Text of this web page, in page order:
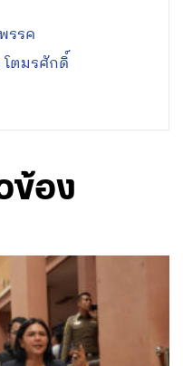
รรค
โตมรศักดิ์
ข้อง